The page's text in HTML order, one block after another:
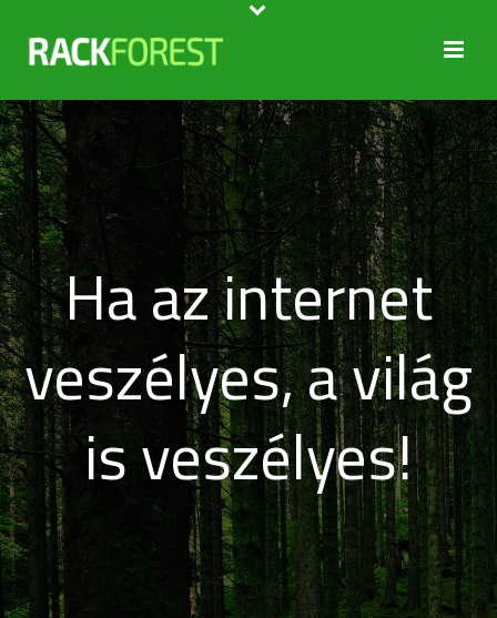
Ha az internet
veszélyes, a világ
is veszélyes!